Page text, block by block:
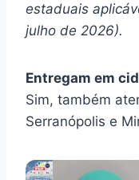
estaduais
julho de 2026).
Entregam em
Sim, também
Serranópolis e